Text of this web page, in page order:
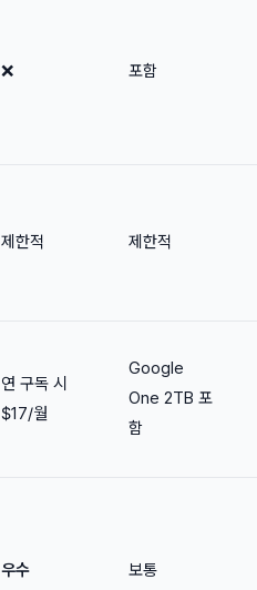
❌ 포함
제한적 제한적
연 구독 시
$17/월
Google
One 2TB 포
함
우수 보통